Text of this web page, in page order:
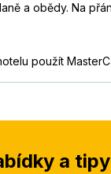
a obědy. Na
použít
a